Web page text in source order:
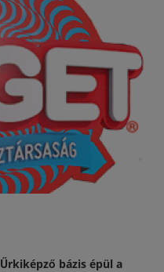
Űrkiképző bázis épül a